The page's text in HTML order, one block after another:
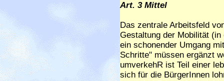
Art. 3 Mittel
Das zentrale Arbeitsfeld
Gestaltung der Mobilität
ein schonender Umgang
Schritte" müssen ergänzt
umverkehR ist Teil einer
sich für die BürgerInnen